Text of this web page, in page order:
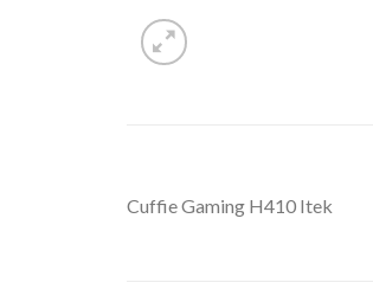
Cuffie Gaming H410 Itek